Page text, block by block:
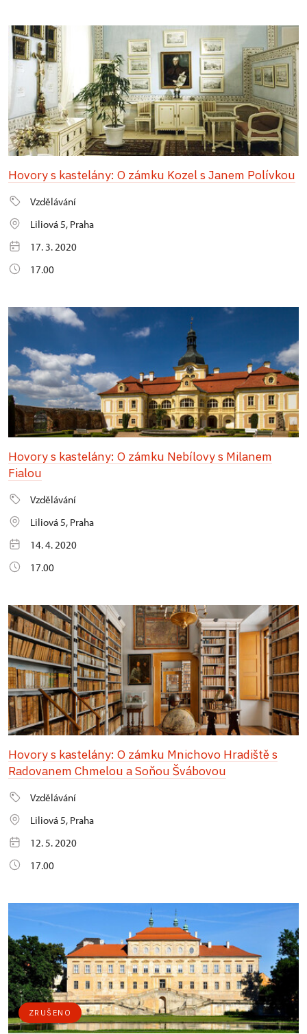
Hovory s kastelány: O zámku Kozel s Janem Polívkou
Vzdělávání
Liliová 5, Praha
17. 3. 2020
17.00
Hovory s kastelány: O zámku Nebílovy s Milanem
Fialou
Vzdělávání
Liliová 5, Praha
14. 4. 2020
17.00
Hovory s kastelány: O zámku Mnichovo Hradiště s
Radovanem Chmelou a Soňou Švábovou
Vzdělávání
Liliová 5, Praha
12. 5. 2020
17.00
ZRUŠENO